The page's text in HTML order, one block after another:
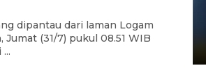
dipantau dari laman Logam
Jumat (31/7) pukul 08.51 WIB
Filaha Farm setia
8 tahan?
05:47